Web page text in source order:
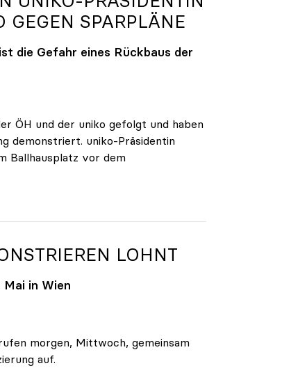
SPARPLÄNE
die Gefahr eines Rückbaus der
ÖH und der uniko gefolgt und haben
demonstriert. uniko-Präsidentin
Ballhausplatz vor dem
LOHNT
in Wien
morgen, Mittwoch, gemeinsam
auf.